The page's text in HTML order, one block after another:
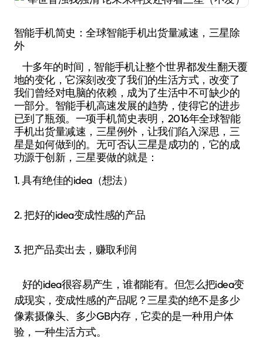
智能手机简史：全球智能手机出货量减速，三星除
外
十多年的时间，智能手机让整个世界都发生翻天覆
地的变化，它深刻改变了我们的生活方式，改变了
我们曾经对电脑的依赖，成为了生活中不可缺少的
一部分。智能手机高速发展的趋势，使得它的进步
已到了瓶颈。一项手机简史表明，2016年全球智能
手机出货量减速，三星例外，让我们陷入深思，三
星是如何做到的。无可否认三星是成功的，它的成
功源于创新，三星要做的就是：
1. 具有绝佳的idea（想法）
2. 把好的idea变成性感的产品
3. 把产品卖出去，赚取利润
好的idea很容易产生，谁都能有。但怎么把idea变
成现实，变成性感的产品呢？三星卖的绝不是多少
像素摄像头、多少GB内存，它卖的是一种用户体
验，一种生活方式。